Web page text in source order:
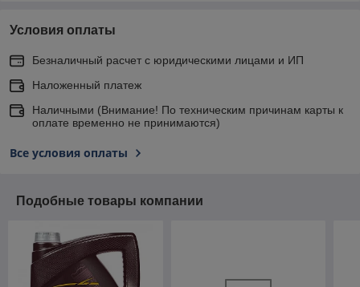
Условия оплаты
Безналичный расчет с юридическими лицами и ИП
Наложенный платеж
Наличными (Внимание! По техническим причинам карты к
оплате временно не принимаются)
Все условия оплаты
Подобные товары компании